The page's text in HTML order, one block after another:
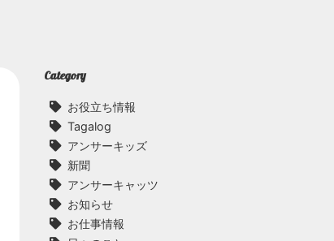
Category
お役立ち情報
Tagalog
アンサーキッズ
新聞
アンサーキャッツ
お知らせ
お仕事情報